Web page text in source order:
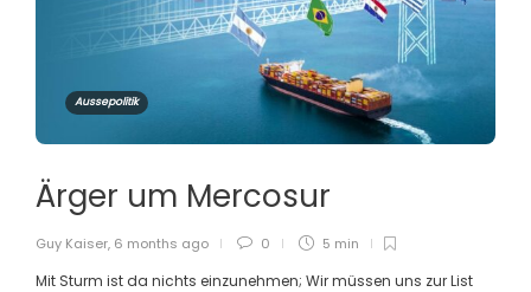
Aussepolitik
Ärger um Mercosur
Guy Kaiser, 6 months ago 0 5 min
Mit Sturm ist da nichts einzunehmen; Wir müssen uns zur List